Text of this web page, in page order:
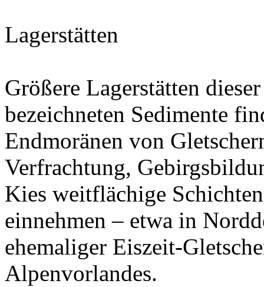
Lagerstätten
Größere Lagerstätten
bezeichneten Sedimente
Endmoränen von
Verfrachtung,
Kies weitflächige
einnehmen – etwa in
ehemaliger Eiszeit-
Alpenvorlandes.